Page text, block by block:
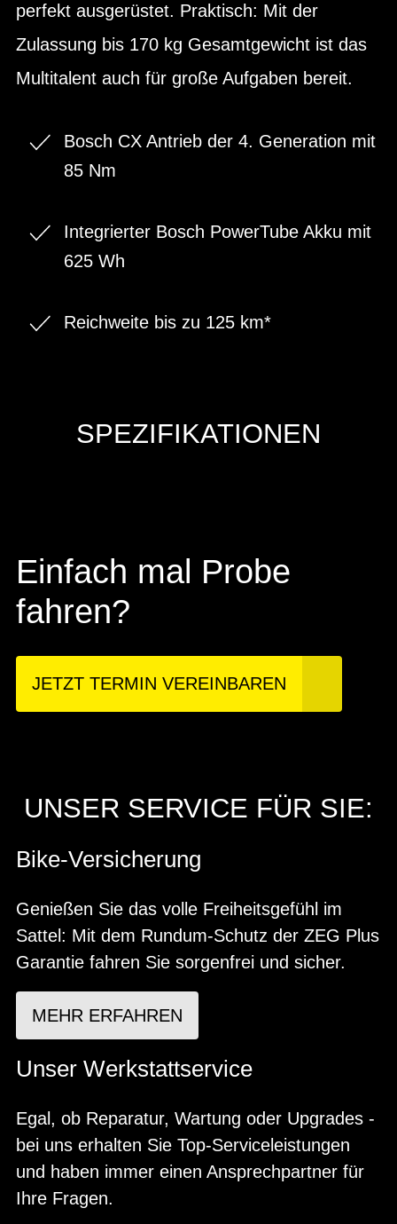
perfekt ausgerüstet. Praktisch: Mit der
Zulassung bis 170 kg Gesamtgewicht ist das
Multitalent auch für große Aufgaben bereit.
Bosch CX Antrieb der 4. Generation mit
85 Nm
Integrierter Bosch PowerTube Akku mit
625 Wh
Reichweite bis zu 125 km*
SPEZIFIKATIONEN
Einfach mal Probe
fahren?
JETZT TERMIN VEREINBAREN
UNSER SERVICE FÜR SIE:
Bike-Versicherung
Genießen Sie das volle Freiheitsgefühl im
Sattel: Mit dem Rundum-Schutz der ZEG Plus
Garantie fahren Sie sorgenfrei und sicher.
MEHR ERFAHREN
Unser Werkstattservice
Egal, ob Reparatur, Wartung oder Upgrades -
bei uns erhalten Sie Top-Serviceleistungen
und haben immer einen Ansprechpartner für
Ihre Fragen.